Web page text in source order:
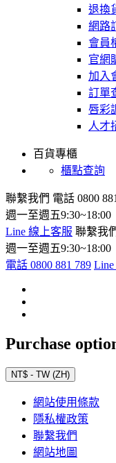
退換
網路
會員
官網
加入
訂單
唇彩
人才
百貨專櫃
櫃點查詢
聯繫我們 電話 0800
週一至週五9:30~18:00
Line 線上客服 聯繫我
週一至週五9:30~18:00
電話 0800 881 789
Purchase
NT$ - TW (ZH)
網站使用條款
隱私權政策
聯繫我們
網站地圖